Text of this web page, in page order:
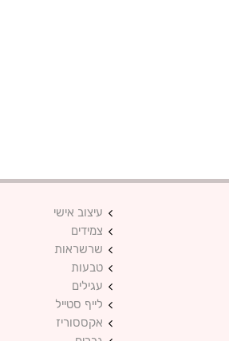
עיצוב אישי
צמידים
שרשראות
טבעות
עגילים
לייף סטייל
אקססוריז